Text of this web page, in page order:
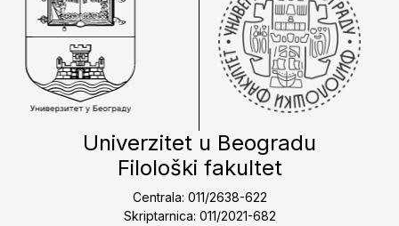
Univerzitet u Beogradu
Filološki fakultet
Centrala: 011/2638-622
Skriptarnica: 011/2021-682